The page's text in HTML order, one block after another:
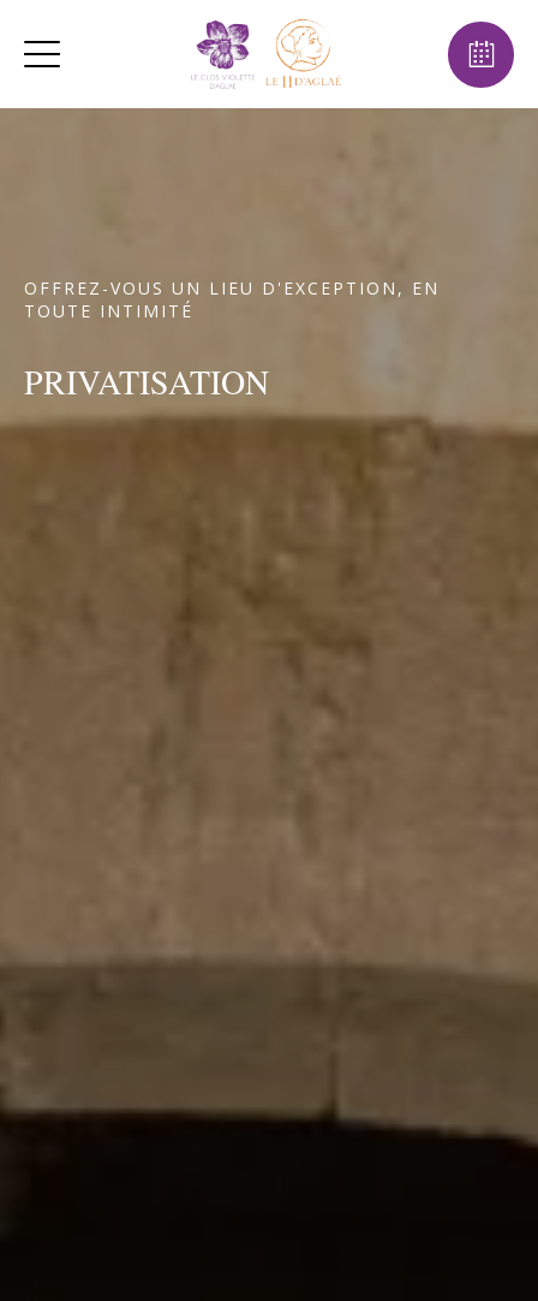
OFFREZ-VOUS UN LIEU D'EXCEPTION, EN
TOUTE INTIMITÉ
PRIVATISATION